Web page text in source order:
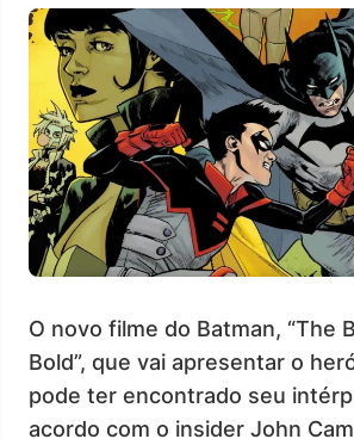
O novo filme do Batman, “The
Bold”, que vai apresentar o
pode ter encontrado seu
acordo com o insider John